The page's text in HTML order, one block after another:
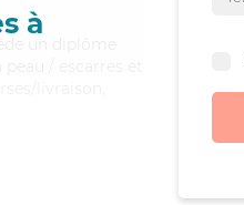
à
un diplôme
/ escarres et